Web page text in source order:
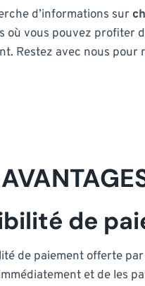
d’informations sur
où vous pouvez profiter
Restez avec nous pour
de
de paiement offerte
et de les